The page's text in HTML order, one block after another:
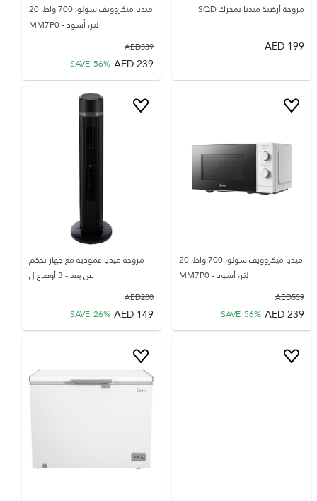
مروحة أرضية ميديا ​​بمحرك SQD
199
AED
ميديا ميكروويف سولو، 700 واط، 20
لتر، أسود - MM7P0
539
AED
239
AED
SAVE 56%
ميديا ميكروويف سولو، 700 واط، 20
لتر، أسود - MM7P0
539
AED
239
AED
SAVE 56%
مروحة ميديا عمودية مع جهاز تحكم
عن بعد - 3 أوضاع ل
200
AED
149
AED
SAVE 26%